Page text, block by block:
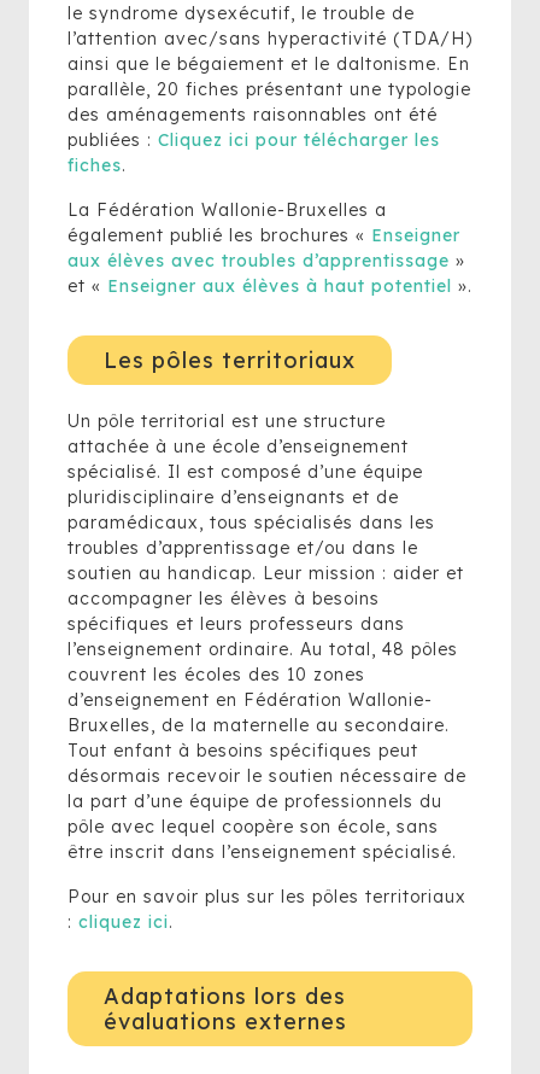
le syndrome dysexécutif, le trouble de
l’attention avec/sans hyperactivité (TDA/H)
ainsi que le bégaiement et le daltonisme. En
parallèle, 20 fiches présentant une typologie
des aménagements raisonnables ont été
publiées : Cliquez ici pour télécharger les
fiches.
La Fédération Wallonie-Bruxelles a
également publié les brochures « Enseigner
aux élèves avec troubles d’apprentissage »
et « Enseigner aux élèves à haut potentiel ».
Les pôles territoriaux
Un pôle territorial est une structure
attachée à une école d’enseignement
spécialisé. Il est composé d’une équipe
pluridisciplinaire d’enseignants et de
paramédicaux, tous spécia­lisés dans les
troubles d’apprentissage et/ou dans le
soutien au handicap. Leur mission : aider et
ac­compagner les élèves à besoins
spécifiques et leurs professeurs dans
l’enseignement ordinaire. Au total, 48 pôles
couvrent les écoles des 10 zones
d’enseignement en Fédération Wallonie-
Bruxelles, de la ma­ternelle au secondaire.
Tout enfant à besoins spécifiques peut
désormais recevoir le soutien nécessaire de
la part d’une équipe de professionnels du
pôle avec lequel coopère son école, sans
être inscrit dans l’enseignement spécialisé.
Pour en savoir plus sur les pôles territoriaux
: cliquez ici.
Adaptations lors des
évaluations externes